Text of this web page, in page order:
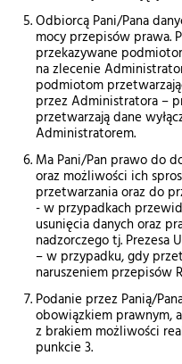
Odbiorcą Pani/Pana
mocy przepisów prawa.
przekazywane
na zlecenie
podmiotom
przez Administratora –
przetwarzają dane
Administratorem.
Ma Pani/Pan prawo do
oraz możliwości ich
przetwarzania oraz do
- w przypadkach
usunięcia danych oraz
nadzorczego tj. Prezesa
– w przypadku, gdy
naruszeniem przepisów
Podanie przez Panią/
obowiązkiem prawnym,
z brakiem możliwości
punkcie 3.